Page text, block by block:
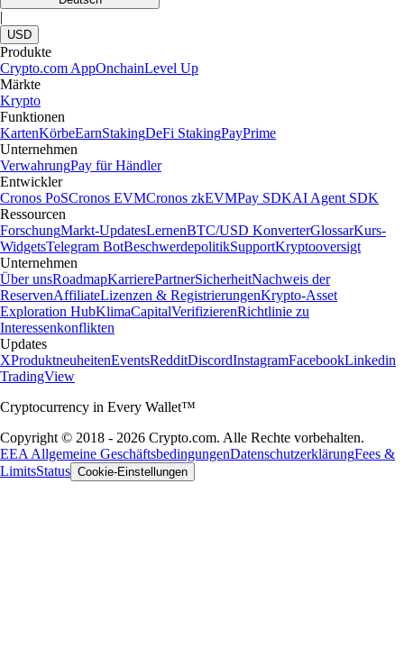
|
USD
Produkte
Crypto.com AppOnchainLevel Up
Märkte
Krypto
Funktionen
KartenKörbeEarnStakingDeFi StakingPayPrime
Unternehmen
VerwahrungPay für Händler
Entwickler
Cronos PoSCronos EVMCronos zkEVMPay SDKAI Agent SDK
Ressourcen
ForschungMarkt-UpdatesLernenBTC/USD KonverterGlossarKurs-
WidgetsTelegram BotBeschwerdepolitikSupportKryptooversigt
Unternehmen
Über unsRoadmapKarrierePartnerSicherheitNachweis der
ReservenAffiliateLizenzen & RegistrierungenKrypto-Asset
Exploration HubKlimaCapitalVerifizierenRichtlinie zu
Interessenkonflikten
Updates
XProduktneuheitenEventsRedditDiscordInstagramFacebookLinkedin
TradingView
Cryptocurrency in Every Wallet™
Copyright © 2018 - 2026 Crypto.com. Alle Rechte vorbehalten.
EEA Allgemeine GeschäftsbedingungenDatenschutzerklärungFees &
LimitsStatus Cookie-Einstellungen